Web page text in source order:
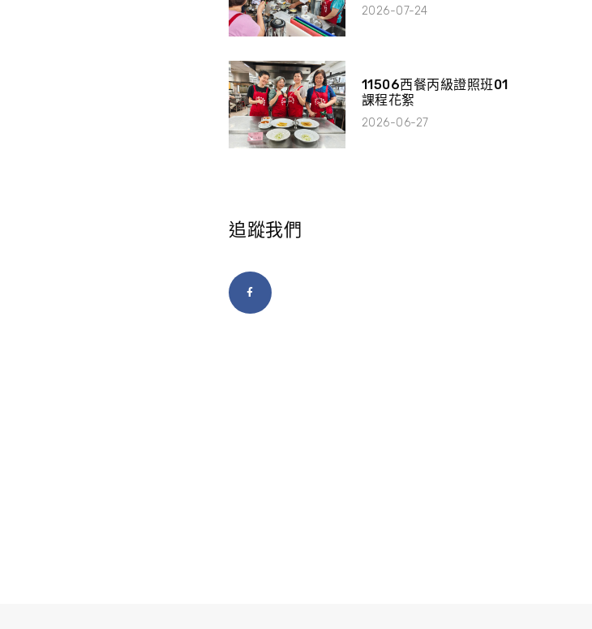
2026-07-24
11506西餐丙級證照班01
課程花絮
2026-06-27
追蹤我們